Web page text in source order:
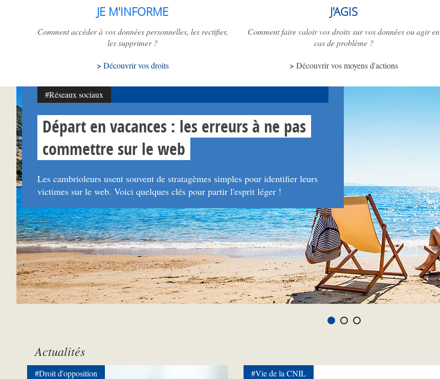
JE M'INFORME
Comment accéder à vos données personnelles, les rectifier,
les supprimer ?
Découvrir vos droits
J'AGIS
Comment faire valoir vos droits sur vos données ou agir en
cas de problème ?
Découvrir vos moyens d'actions
#Réseaux sociaux
Départ en vacances : les erreurs à ne pas
commettre sur le web
Les cambrioleurs usent souvent de stratagèmes simples pour identifier leurs
victimes sur le web. Voici quelques clés pour partir l'esprit léger !
Actualités
#Droit d'opposition #Vie de la CNIL